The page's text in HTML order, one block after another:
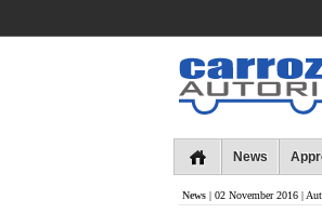
News
News | 02 November 2016 |